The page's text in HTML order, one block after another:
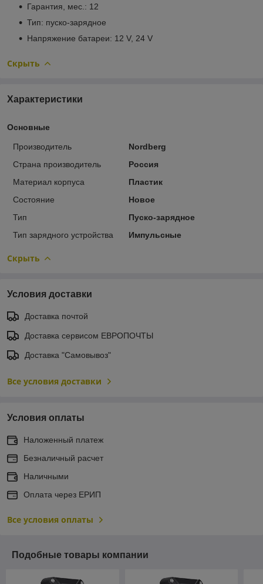
Гарантия, мес.: 12
Тип: пуско-зарядное
Напряжение батареи: 12 V, 24 V
Скрыть
Характеристики
Основные
Производитель
Nordberg
Страна производитель
Россия
Материал корпуса
Пластик
Состояние
Новое
Тип
Пуско-зарядное
Тип зарядного устройства
Импульсные
Скрыть
Условия доставки
Доставка почтой
Доставка сервисом ЕВРОПОЧТЫ
Доставка "Самовывоз"
Все условия доставки
Условия оплаты
Наложенный платеж
Безналичный расчет
Наличными
Оплата через ЕРИП
Все условия оплаты
Подобные товары компании